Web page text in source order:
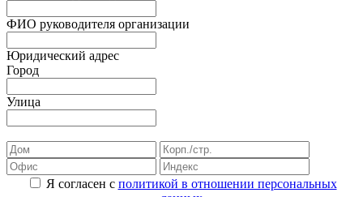
ФИО руководителя организации
Юридический адрес
Город
Улица
Я согласен с политикой в отношении персональных